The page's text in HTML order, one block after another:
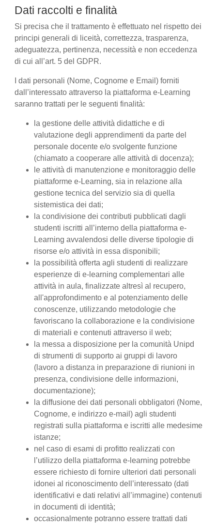
Dati raccolti e finalità
Si precisa che il trattamento è effettuato nel rispetto dei
principi generali di liceità, correttezza, trasparenza,
adeguatezza, pertinenza, necessità e non eccedenza
di cui all’art. 5 del GDPR.
I dati personali (Nome, Cognome e Email) forniti
dall’interessato attraverso la piattaforma e-Learning
saranno trattati per le seguenti finalità:
la gestione delle attività didattiche e di
valutazione degli apprendimenti da parte del
personale docente e/o svolgente funzione
(chiamato a cooperare alle attività di docenza);
le attività di manutenzione e monitoraggio delle
piattaforme e-Learning, sia in relazione alla
gestione tecnica del servizio sia di quella
sistemistica dei dati;
la condivisione dei contributi pubblicati dagli
studenti iscritti all’interno della piattaforma e-
Learning avvalendosi delle diverse tipologie di
risorse e/o attività in essa disponibili;
la possibilità offerta agli studenti di realizzare
esperienze di e-learning complementari alle
attività in aula, finalizzate altresì al recupero,
all'approfondimento e al potenziamento delle
conoscenze, utilizzando metodologie che
favoriscano la collaborazione e la condivisione
di materiali e contenuti attraverso il web;
la messa a disposizione per la comunità Unipd
di strumenti di supporto ai gruppi di lavoro
(lavoro a distanza in preparazione di riunioni in
presenza, condivisione delle informazioni,
documentazione);
la diffusione dei dati personali obbligatori (Nome,
Cognome, e indirizzo e-mail) agli studenti
registrati sulla piattaforma e iscritti alle medesime
istanze;
nel caso di esami di profitto realizzati con
l’utilizzo della piattaforma e-learning potrebbe
essere richiesto di fornire ulteriori dati personali
idonei al riconoscimento dell’interessato (dati
identificativi e dati relativi all’immagine) contenuti
in documenti di identità;
occasionalmente potranno essere trattati dati